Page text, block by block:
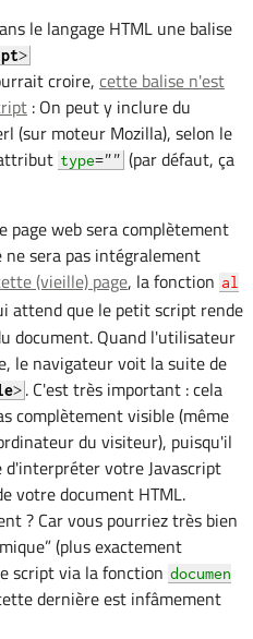
le langage HTML une balise
>
croire, cette balise n'est
: On peut y inclure du
(sur moteur Mozilla), selon le
type="" (par défaut, ça
page web sera complètement
sera pas intégralement
(vieille) page, la fonction al
attend que le petit script rende
document. Quand l'utilisateur
le navigateur voit la suite de
>. C'est très important : cela
complètement visible (même
du visiteur), puisqu'il
votre Javascript
votre document HTML.
? Car vous pourriez très bien
(plus exactement
script via la fonction documen
dernière est infâmement